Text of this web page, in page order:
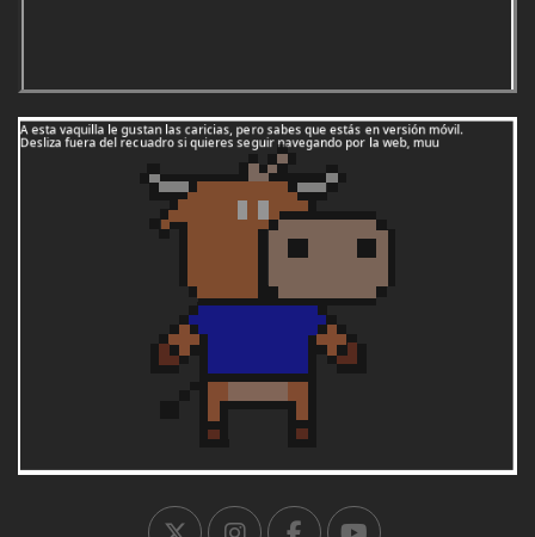
1997:Murchante (Navarra)
1998:Tordera (Barcelona)
El Bonillo (Albacete)
Nuevo Baztán (Madrid)
Griñón (Madrid)
Los Molinos (Madrid)